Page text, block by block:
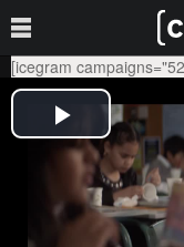
[icegram